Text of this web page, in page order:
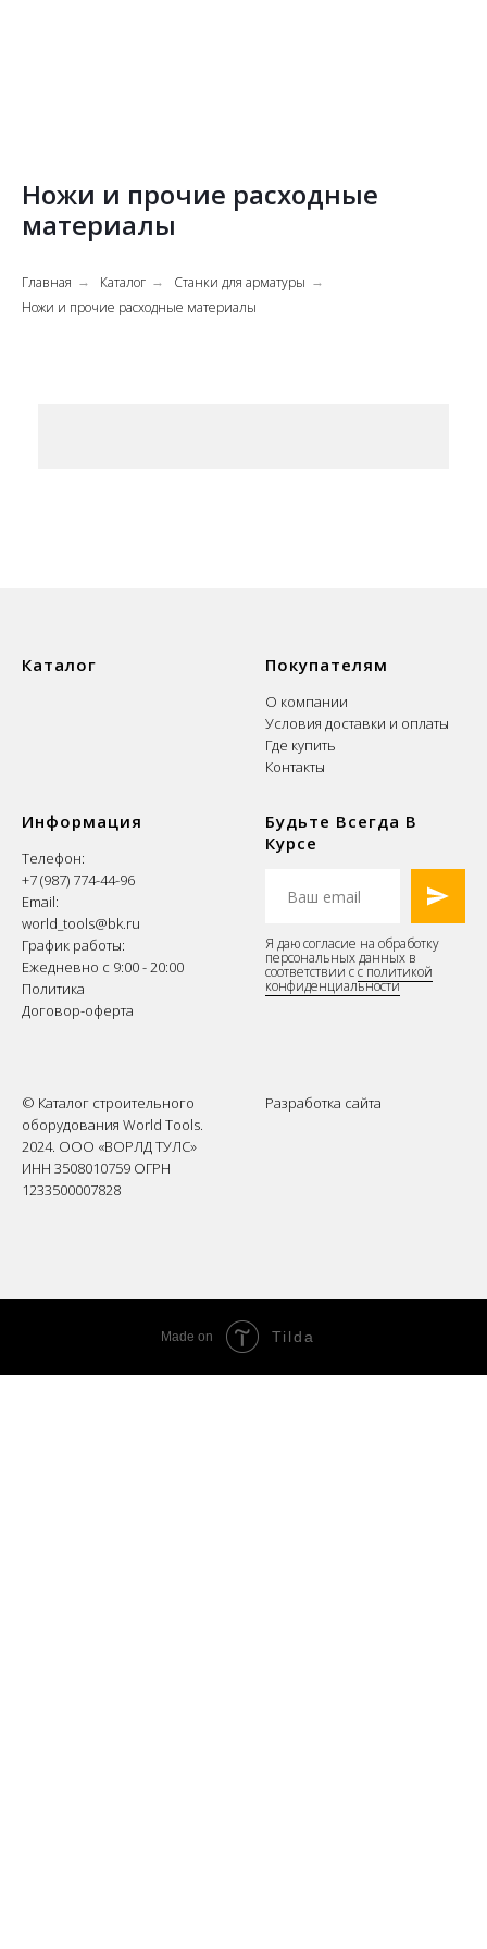
Ножи и прочие расходные
материалы
Главная → Каталог → Станки для арматуры →
Ножи и прочие расходные материалы
Каталог Покупателям
О компании
Условия доставки и оплаты
Где купить
Контакты
Информация
Телефон:
+7 (987) 774-44-96
Email:
world_tools@bk.ru
График работы:
Ежедневно с 9:00 - 20:00
Политика
Договор-оферта
Будьте Всегда В
Курсе
Я даю согласие на обработку
персональных данных в
соответствии сс политикой
конфиденциальности
© Каталог строительного
оборудования World Tools.
2024. ООО «ВОРЛД ТУЛС»
ИНН 3508010759 ОГРН
1233500007828
Разработка сайта
Made on Tilda